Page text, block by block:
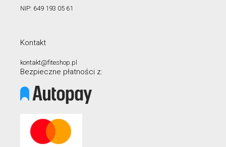
NIP: 649 193 05 61
Kontakt
kontakt@fiteshop.pl
Bezpieczne płatności z: